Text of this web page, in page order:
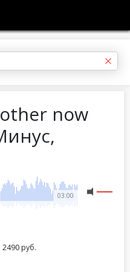
now
03:00
руб.